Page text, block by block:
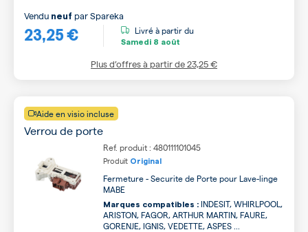
23,25 €
Vendu neuf parSpareka
Livré à partir du
Samedi 8 août
Plus d’offres à partir de23,25 €
Aide en visio incluse
Verrou de porte
Ref. produit : 480111101045
Produit Original
Fermeture - Securite de Porte pour Lave-linge
MABE
Marques compatibles : INDESIT, WHIRLPOOL,
ARISTON, FAGOR, ARTHUR MARTIN, FAURE,
GORENJE, IGNIS, VEDETTE, ASPES ...